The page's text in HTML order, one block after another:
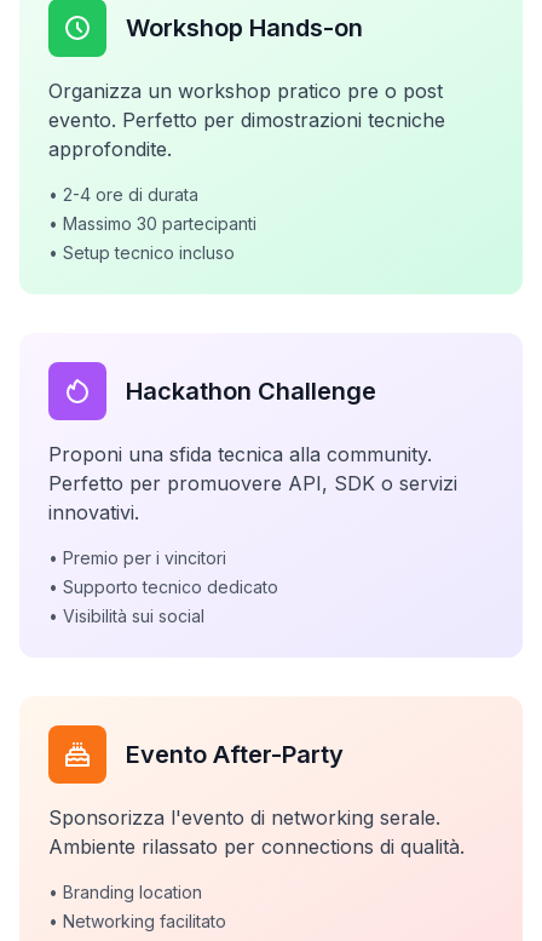
Workshop Hands-on
Organizza un workshop pratico pre o post
evento. Perfetto per dimostrazioni tecniche
approfondite.
• 2-4 ore di durata
• Massimo 30 partecipanti
• Setup tecnico incluso
Hackathon Challenge
Proponi una sfida tecnica alla community.
Perfetto per promuovere API, SDK o servizi
innovativi.
• Premio per i vincitori
• Supporto tecnico dedicato
• Visibilità sui social
Evento After-Party
Sponsorizza l'evento di networking serale.
Ambiente rilassato per connections di qualità.
• Branding location
• Networking facilitato